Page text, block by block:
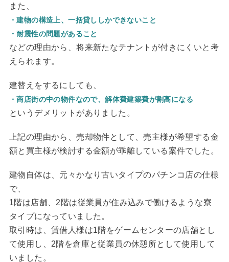
また、
・建物の構造上、一括貸ししかできないこと
・耐震性の問題があること
などの理由から、将来新たなテナントが付きにくいと考
えられます。
建替えをするにしても、
・商店街の中の物件なので、解体費建築費が割高になる
というデメリットがありました。
上記の理由から、売却物件として、売主様が希望する金
額と買主様が検討する金額が乖離している案件でした。
建物自体は、元々かなり古いタイプのパチンコ店の仕様
で、
1階は店舗、2階は従業員が住み込みで働けるような寮
タイプになっていました。
取引時は、賃借人様は1階をゲームセンターの店舗とし
て使用し、2階を倉庫と従業員の休憩所として使用して
いました。